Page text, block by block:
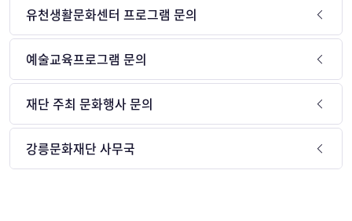
유천생활문화센터 프로그램 문의
예술교육프로그램 문의
재단 주최 문화행사 문의
강릉문화재단 사무국